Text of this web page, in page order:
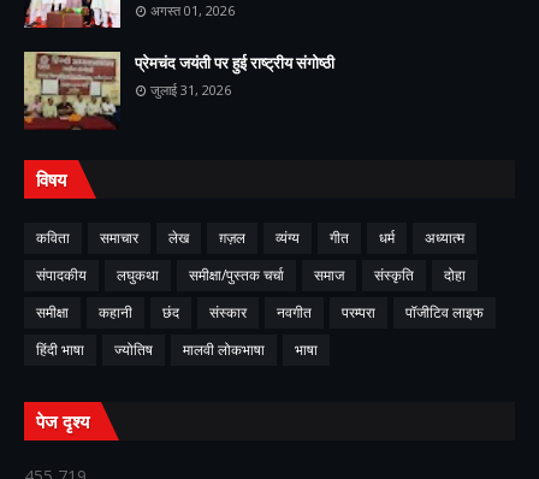
अगस्त 01, 2026
प्रेमचंद जयंती पर हुई राष्ट्रीय संगोष्ठी
जुलाई 31, 2026
विषय
कविता समाचार लेख ग़ज़ल व्यंग्य गीत धर्म
अध्यात्म
संपादकीय
लघुकथा समीक्षा/पुस्तक चर्चा समाज संस्कृति
दोहा
समीक्षा
कहानी छंद संस्कार नवगीत परम्परा
पॉजीटिव लाइफ
हिंदी भाषा
ज्योतिष मालवी लोकभाषा भाषा
पेज दृश्य